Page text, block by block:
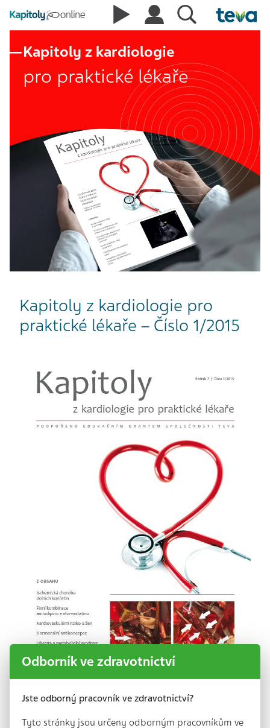
Kapitoly z kardiologie
pro praktické lékaře
Kapitoly z kardiologie pro
praktické lékaře – Číslo 1/2015
Přehledové články
Současné možnosti diagnostiky a léčby ischemické
Odborník ve zdravotnictví
Jste odborný pracovník ve zdravotnictví?
Tyto stránky jsou určeny odborným pracovníkům ve